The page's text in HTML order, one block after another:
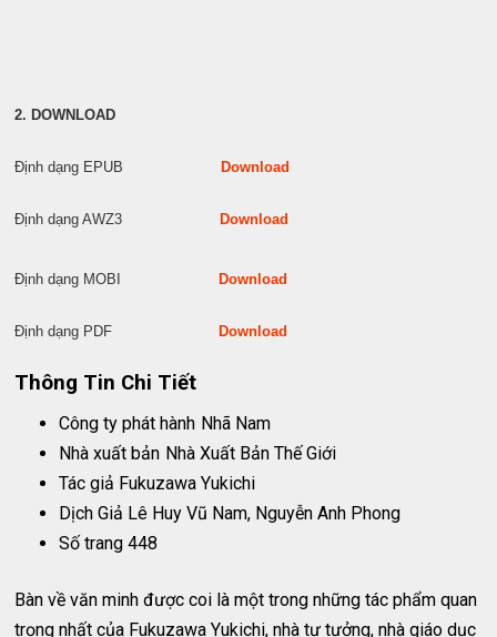
2. DOWNLOAD
Định dạng EPUBDownload
Định dạng AWZ3Download
Định dạng MOBIDownload
Định dạng PDFDownload
Thông Tin Chi Tiết
Công ty phát hành Nhã Nam
Nhà xuất bản Nhà Xuất Bản Thế Giới
Tác giả Fukuzawa Yukichi
Dịch Giả Lê Huy Vũ Nam, Nguyễn Anh Phong
Số trang 448
Bàn về văn minh được coi là một trong những tác phẩm quan
trọng nhất của Fukuzawa Yukichi, nhà tư tưởng, nhà giáo dục